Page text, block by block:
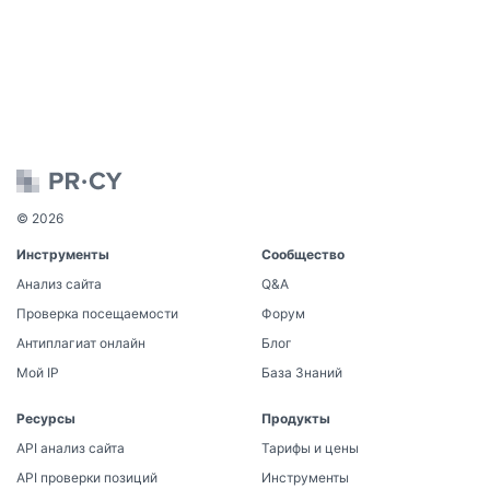
© 2026
Инструменты
Анализ сайта
Проверка посещаемости
Антиплагиат онлайн
Мой IP
Сообщество
Q&A
Форум
Блог
База Знаний
Ресурсы
API анализ сайта
API проверки позиций
Продукты
Тарифы и цены
Инструменты